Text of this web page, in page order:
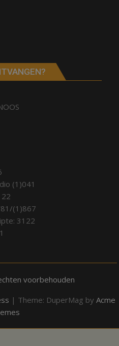
(1)041
(1)867
3122
voorbehouden
| Theme: DuperMag by Acme